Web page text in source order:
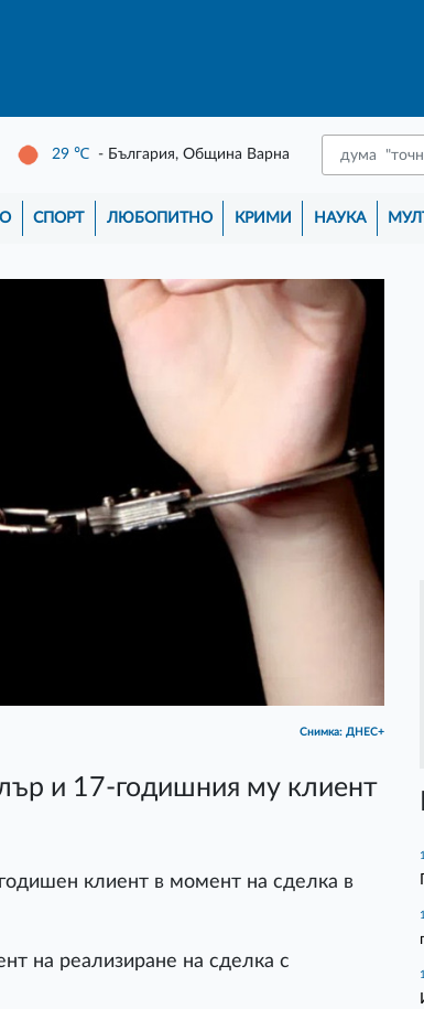
29 ℃ - България, Община Варна
СПОРТ ЛЮБОПИТНО КРИМИ НАУКА
Снимка: ДНЕС+
и 17-годишния му клиент
клиент в момент на сделка в
на реализиране на сделка с